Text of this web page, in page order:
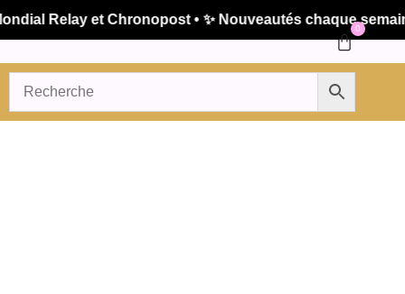
et Chronopost • ✨ Nouveautés chaque semaine •
0